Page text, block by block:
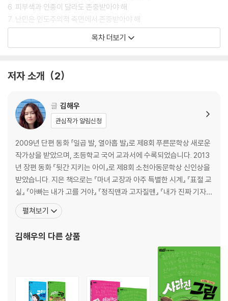
6. 피부색과 인종이 달라도 존중받아야 해
7. 난민은 인도주의적 측면에서 존중받아야 해
8. 성 소수자도 사회 구성원으로서 당당하게 살아갈 권리가 있어
9. 누구나 생계 걱정 없이 행복하게 살아갈 권리가 있어
12. 인터넷은 수많은 사람들이 살아가는 공간이야
인권 감수성을 키우자
목차 더보기
저자 소개 2
글 김해우
관심작가 알림신청
2009년 단편 동화 「일곱 발, 열아홉 발」로 제8회 푸른문학상 새로운
작가상을 받았으며, 초등학교 국어 교과서에 수록되었습니다. 2013
년 장편 동화 『뒷간 지키는 아이』로 제8회 소천아동문학상 신인상을
받았습니다. 지은 책으로는 『마녀 교장과 아주 특별한 시계』 『표절 교
실』 『아빠는 내가 고를 거야』 『정직맨과 고자질맨』 『내가 진짜 기자
야』 『77번지 쓰레기 집의 비밀』 『우리 가족이 수상해』 『유전자 조작
반려동물 뭉치』 등이 있습니다. 서울에서 태어나 일산에 살고 있습니
운 작가상을 받았으며
펼쳐보기
김해우의 다른 상품